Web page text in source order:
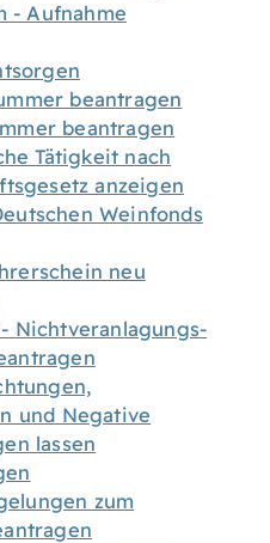
- Aufnahme
beantragen
beantragen
Tätigkeit nach
anzeigen
Weinfonds
neu
Nichtveranlagungs-
und Negative
lassen
zum